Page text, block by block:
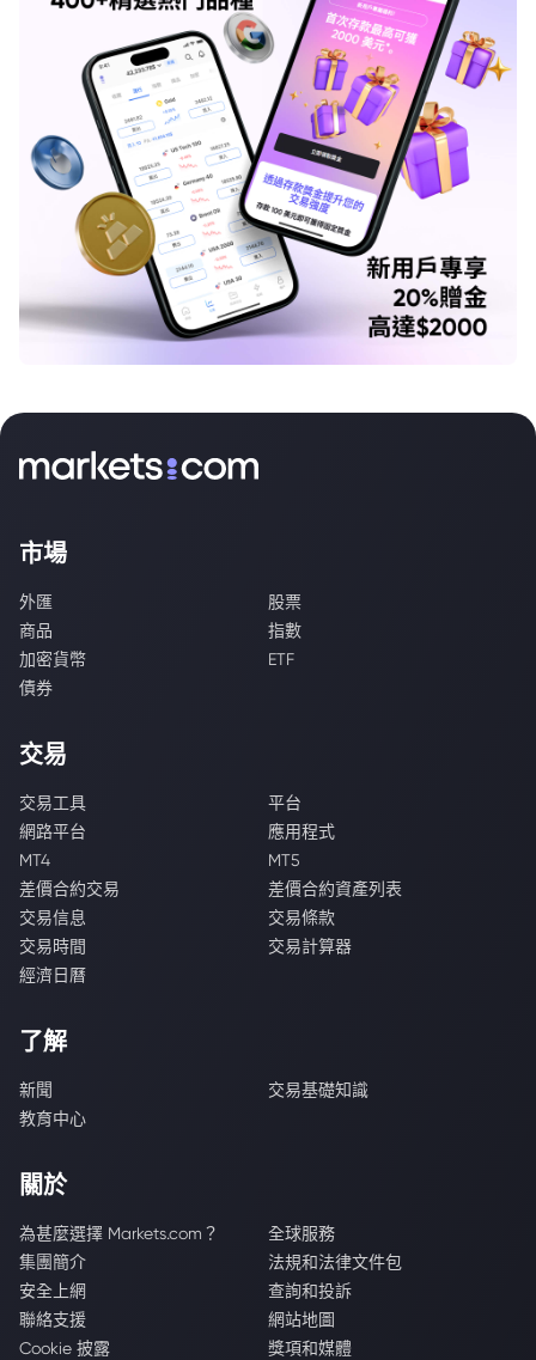
市場
外匯
股票
商品
指數
加密貨幣
ETF
債券
交易
交易工具
平台
網路平台
應用程式
MT4
MT5
差價合約交易
差價合約資產列表
交易信息
交易條款
交易時間
交易計算器
經濟日曆
了解
新聞
交易基礎知識
教育中心
關於
為甚麼選擇 Markets.com？
全球服務
集團簡介
法規和法律文件包
安全上網
查詢和投訴
聯絡支援
網站地圖
Cookie 披露
獎項和媒體